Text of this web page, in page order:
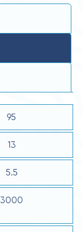
95
13
5.5
3000